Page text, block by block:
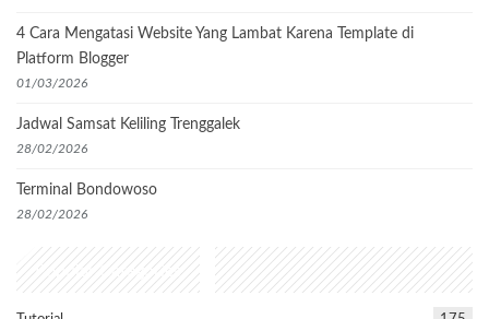
4 Cara Mengatasi Website Yang Lambat Karena Template di
Platform Blogger
01/03/2026
Jadwal Samsat Keliling Trenggalek
28/02/2026
Terminal Bondowoso
28/02/2026
Popular Categories